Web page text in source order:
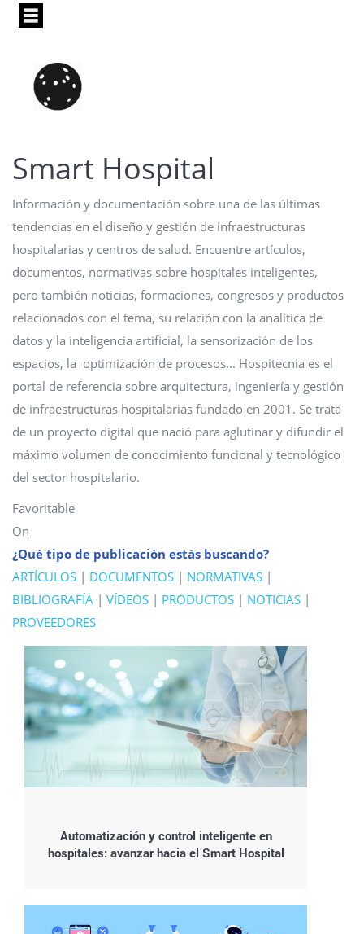
Pasar
principal
Smart Hospital
Información y documentación sobre una de las últimas
tendencias en el diseño y gestión de infraestructuras
hospitalarias y centros de salud. Encuentre artículos,
documentos, normativas sobre hospitales inteligentes,
pero también noticias, formaciones, congresos y productos
relacionados con el tema, su relación con la analítica de
datos y la inteligencia artificial, la sensorización de los
espacios, la optimización de procesos... Hospitecnia es el
portal de referencia sobre arquitectura, ingeniería y gestión
de infraestructuras hospitalarias fundado en 2001. Se trata
de un proyecto digital que nació para aglutinar y difundir el
máximo volumen de conocimiento funcional y tecnológico
del sector hospitalario.
Favoritable
On
¿Qué tipo de publicación estás buscando?
ARTÍCULOS | DOCUMENTOS | NORMATIVAS |
BIBLIOGRAFÍA | VÍDEOS | PRODUCTOS | NOTICIAS |
PROVEEDORES
Automatización y control inteligente en
hospitales: avanzar hacia el Smart Hospital